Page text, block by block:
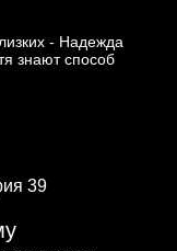
- Надежда
знают способ
39